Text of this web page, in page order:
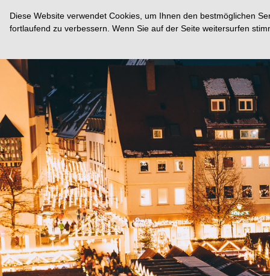
Diese Website verwendet Cookies, um Ihnen den bestmöglichen
fortlaufend zu verbessern. Wenn Sie auf der Seite weitersurfen